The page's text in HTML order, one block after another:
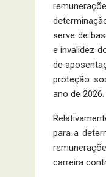
serve de
e invalidez
de
proteção
ano de 2026.
para a
carreira